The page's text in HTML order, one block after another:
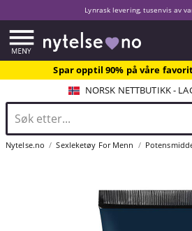
Lynrask levering, tusenvis av
Spar opptil 90% på våre
NORSK NETTBUTIKK -
Nytelse.no Sexleketøy For Menn